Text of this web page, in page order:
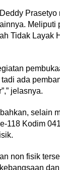
Prasetyo
Meliputi
Tidak Layak
ada
jelasnya.
selain
118 Kodim
non fisik